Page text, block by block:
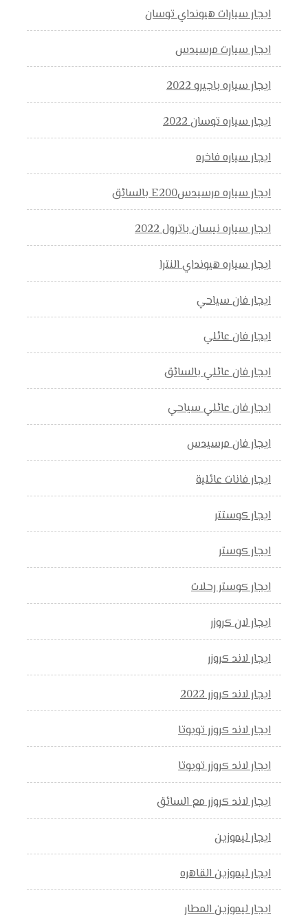
ايجار سيارات هيونداي توسان
ايجار سيارت مرسيدس
ايجار سياره باجيرو 2022
ايجار سياره توسان 2022
ايجار سياره فاخره
ايجار سياره مرسيدسE200 بالسائق
ايجار سياره نيسان باترول 2022
ايجار سياره هيونداي النترا
ايجار فان سياحي
ايجار فان عائلي
ايجار فان عائلي بالسائق
ايجار فان عائلي سياحي
ايجار فان مرسيدس
ايجار فانات عائلية
ايجار كوستتر
ايجار كوستر
ايجار كوستر رحلات
ايجار لان كروزر
ايجار لاند كروزر
ايجار لاند كروزر 2022
ايجار لاند كروزر تويوتا
ايجار لاند كروزر تويوتا
ايجار لاند كروزر مع السائق
ايجار ليموزين
ايجار ليموزين القاهره
ايجار ليموزين المطار